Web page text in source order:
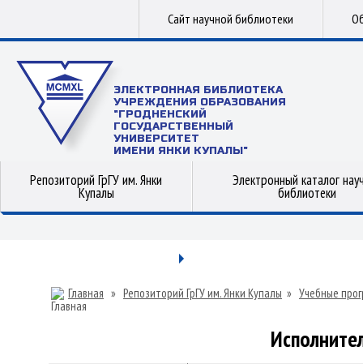
Сайт научной библиотеки
ЭЛЕКТРОННАЯ БИБЛИОТЕКА
УЧРЕЖДЕНИЯ ОБРАЗОВАНИЯ
"ГРОДНЕНСКИЙ
ГОСУДАРСТВЕННЫЙ
УНИВЕРСИТЕТ
ИМЕНИ ЯНКИ КУПАЛЫ"
Репозиторий ГрГУ им. Янки
Купалы
Электронный каталог
библиотеки
Главная » Репозиторий ГрГУ им. Янки Купалы » Учебные